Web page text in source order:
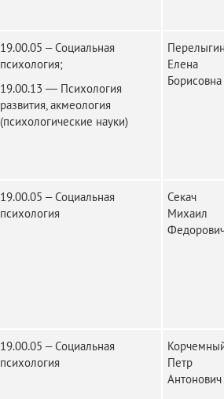
19.00.05 – Социальная
психология;
19.00.13 — Психология
развития, акмеология
(психологические науки)
Елена
Борисовна
19.00.05 – Социальная
психология
Секач
Михаил
19.00.05 – Социальная
психология
Петр
Антонович